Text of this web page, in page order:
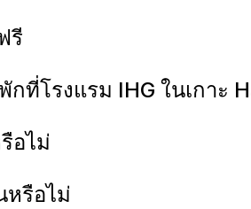
รี
ที่โรงแรม IHG ในเกาะ
อไม่
หรือไม่